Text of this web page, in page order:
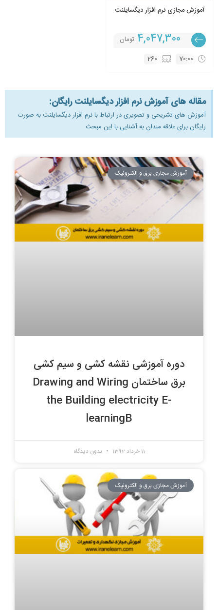
آموزش مجازی نرم افزار دیگسایلنت
4,047,300 تومان
70:00
260
مقاله های آموزش نرم افزار دیگسایلنت رایگان:
آموزش های تشریحی و تصویری در ارتباط با نرم افزار دیگسایلنت به صورت
رایگان برای علاقه مندان به آشنایی با این مبحث
آموزش مجازی برق و الکترونیک
دوره آموزشی نقشه کشی و سیم کشی
برق ساختمان Drawing and Wiring
the Building electricity E-
learningB
11 خرداد 1392 بدون دیدگاه
آموزش مجازی برق و الکترونیک